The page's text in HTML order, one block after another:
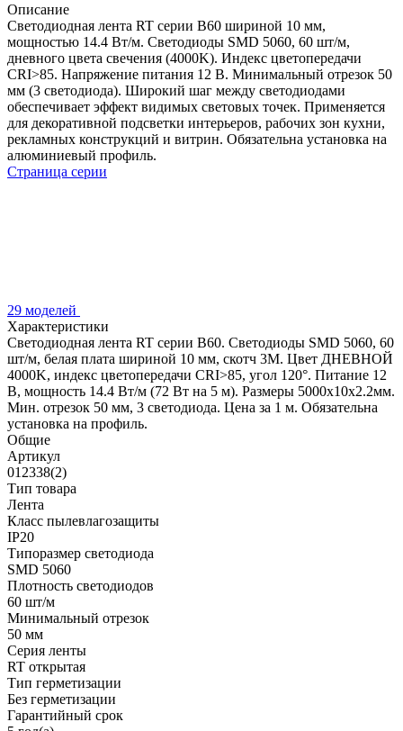
Описание
Светодиодная лента RT серии B60 шириной 10 мм,
мощностью 14.4 Вт/м. Светодиоды SMD 5060, 60 шт/м,
дневного цвета свечения (4000K). Индекс цветопередачи
CRI>85. Напряжение питания 12 В. Минимальный отрезок 50
мм (3 светодиода). Широкий шаг между светодиодами
обеспечивает эффект видимых световых точек. Применяется
для декоративной подсветки интерьеров, рабочих зон кухни,
рекламных конструкций и витрин. Обязательна установка на
алюминиевый профиль.
Страница серии
29 моделей
Характеристики
Светодиодная лента RT серии B60. Светодиоды SMD 5060, 60
шт/м, белая плата шириной 10 мм, скотч 3M. Цвет ДНЕВНОЙ
4000K, индекс цветопередачи CRI>85, угол 120°. Питание 12
В, мощность 14.4 Вт/м (72 Вт на 5 м). Размеры 5000x10x2.2мм.
Мин. отрезок 50 мм, 3 светодиода. Цена за 1 м. Обязательна
установка на профиль.
Общие
Артикул
012338(2)
Тип товара
Лента
Класс пылевлагозащиты
IP20
Типоразмер светодиода
SMD 5060
Плотность светодиодов
60 шт/м
Минимальный отрезок
50 мм
Серия ленты
RT открытая
Тип герметизации
Без герметизации
Гарантийный срок